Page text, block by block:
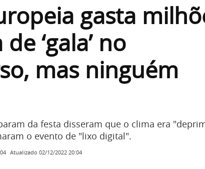
gasta
‘gala’ no
mas ninguém
da festa disseram que o clima era
o evento de "lixo digital".
Atualizado 02/12/2022 20:04